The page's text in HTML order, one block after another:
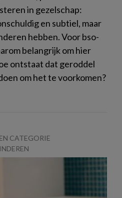
in gezelschap:
en subtiel, maar
hebben. Voor bso-
belangrijk om hier
ontstaat dat geroddel
om het te voorkomen?
CATEGORIE